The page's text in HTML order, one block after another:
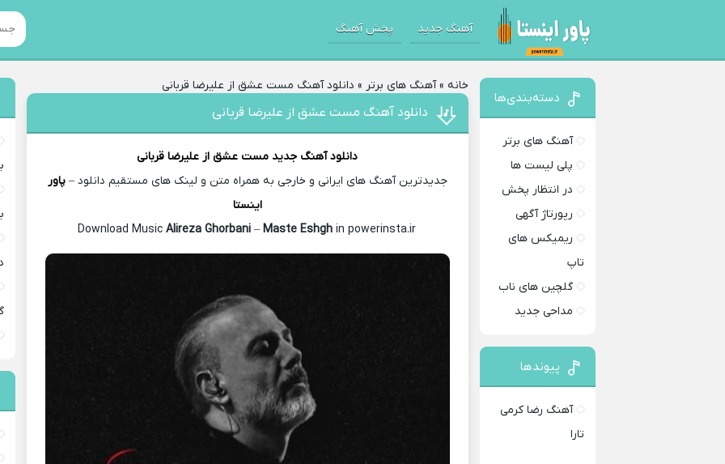
آهنگ جدید پخش آهنگ
خانه »آهنگ های برتر » دانلود آهنگ مست عشق از علیرضا قربانی
دانلود آهنگ مست عشق از علیرضا قربانی
دانلود آهنگ جدید مست عشق از علیرضا قربانی
جدیدترین آهنگ های ایرانی و خارجی به همراه متن و لینک های مستقیم دانلود –پاور
اینستا
Alireza Ghorbani –Maste Eshghin powerinsta.ir
دسته‌بندی‌ها
آهنگ های برتر
پلی لیست ها
در انتظار پخش
رپورتاژ آگهی
ریمیکس های
تاپ
گلچین های ناب
مداحی جدید
پیوندها
آهنگ رضا کرمی
تارا